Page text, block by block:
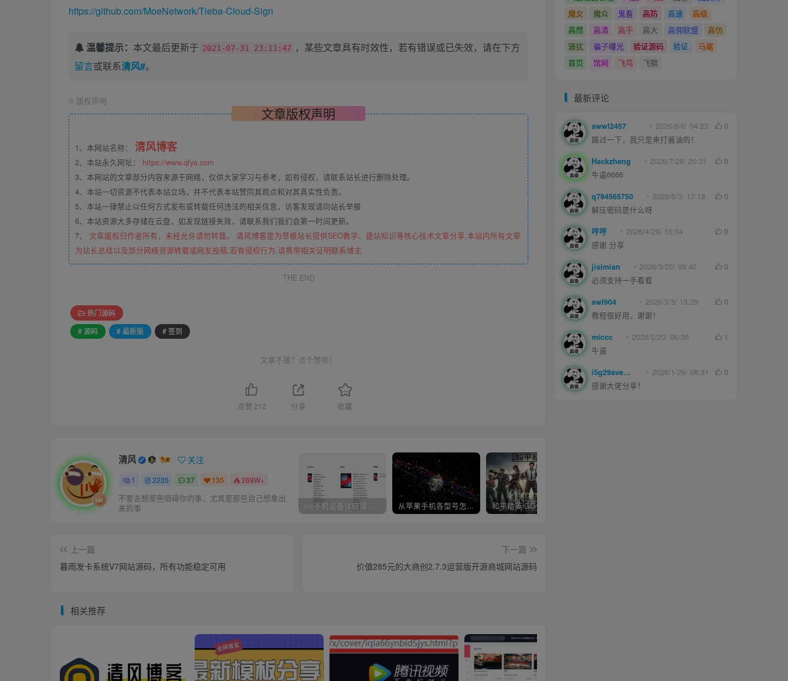
https://github.com/MoeNetwork/Tieba-Cloud-Sign
温馨提示： 本文最后更新于 2021-07-31 23:11:47 ，某些文章具有时效性，若有错误或已失效，请在下方
留言或联系清风#。
© 版权声明
文章版权声明
1、本网站名称： 清风博客
2、本站永久网址： https://www.qfya.com
3、本网站的文章部分内容来源于网络，仅供大家学习与参考，如有侵权，请联系站长进行删除处理。
4、本站一切资源不代表本站立场，并不代表本站赞同其观点和对其真实性负责。
5、本站一律禁止以任何方式发布或转载任何违法的相关信息，访客发现请向站长举报
6、本站资源大多存储在云盘，如发现链接失效，请联系我们我们会第一时间更新。
7、 文章版权归作者所有，未经允许请勿转载。 清风博客是为草根站长提供SEO教学、建站知识等核心技术文章分享,本站内所有文章
为站长总结以及部分网络资源转载或网友投稿,若有侵权行为,请携带相关证明联系博主
THE END
热门源码
# 源码
# 最新版 # 签到
文章不错？点个赞呗！
点赞 212 分享 收藏
清风 关注
1 2235 37 135 269W+
不要去想那些阻碍你的事，尤其是那些自己想象出
来的事
ios手机设备详细插件平刷教程 从苹果手机各型号怎么越狱到怎么开科技完整教程
上一篇
暮雨发卡系统V7网站源码，所有功能稳定可用
下一篇
价值285元的大商创2.7.3运营版开源商城网站源码
相关推荐
魔女
魔众 鬼畜 高防 高速
高级
高然
高清 高手 高大 高佣联盟
高仿
骚扰
骗子曝光 验证源码 验证
马尾
首页
馆网 飞鸟 飞猫
最新评论
swwl2457 2026/8/6/ 04:23
0
路过一下，我只是来打酱油的！
Hackzheng 2026/7/28/ 20:31
0
牛逼6666
q794565750 2026/6/3/ 17:18
0
解压密码是什么呀
哼哼 2026/4/29/ 10:04
0
感谢 分享
jisimian 2026/3/25/ 09:40
0
必须支持一手看看
swl904 2026/3/3/ 13:29
0
教程很好用，谢谢！
miccc 2026/2/20/ 06:36
1
牛逼
i5g29ave0m 2026/1/29/ 08:31
0
感谢大佬分享！